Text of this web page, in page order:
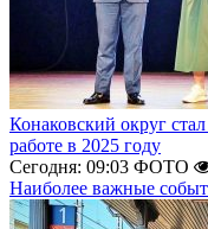
Конаковский округ
работе в 2025 году
Сегодня: 09:03 ФОТО
Наиболее важные